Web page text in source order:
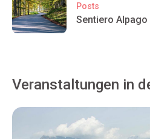
Posts
Sentiero Alpago
Veranstaltungen in